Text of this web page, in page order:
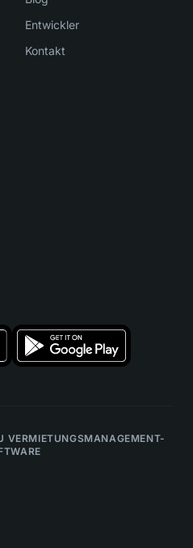
Entwickler
Kontakt
VERMIETUNGSMANAGEMENT-